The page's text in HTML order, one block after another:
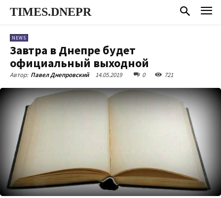
TIMES.DNEPR
NEWS
Завтра в Днепре будет
официальный выходной
Автор: Павел Днепровский 14.05.2019 0 721